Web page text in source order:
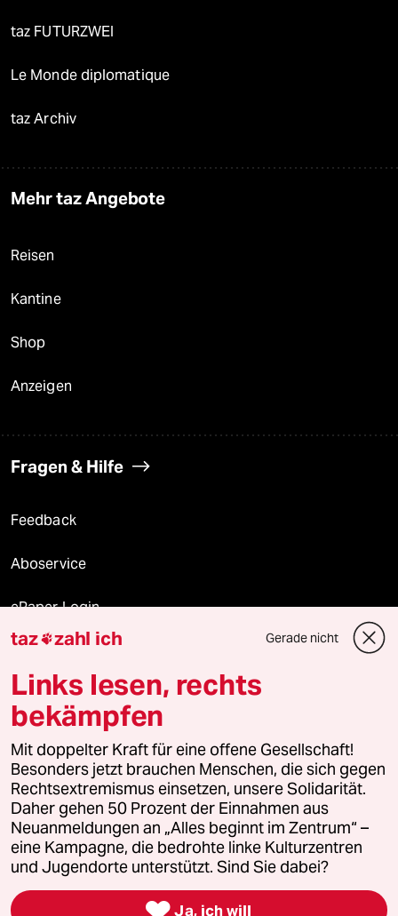
taz FUTURZWEI
Le Monde diplomatique
taz Archiv
Mehr taz Angebote
Reisen
Kantine
Shop
Anzeigen
Fragen & Hilfe
Feedback
Aboservice
ePaper Login
Downloads für Abonnierende
© 2026 taz Verlags und Vertriebs GmbH
Alle Rechte vorbehalten. Bei rechtlichen Fragen oder für Genehmigungen
wenden Sie sich bitte an
lizenzen@taz.de
Feedback Redaktionsstatut Kommune-Richtlinien
Leitlinie Informant Datenschutz Impressum AGB
Seitenwende Einwilligungen widerrufen (Ads)
taz zahl ich Gerade nicht
Links lesen, rechts
bekämpfen
Mit doppelter Kraft für eine offene Gesellschaft!
Besonders jetzt brauchen Menschen, die sich gegen
Rechtsextremismus einsetzen, unsere Solidarität.
Daher gehen 50 Prozent der Einnahmen aus
Neuanmeldungen an „Alles beginnt im Zentrum“ –
eine Kampagne, die bedrohte linke Kulturzentren
und Jugendorte unterstützt. Sind Sie dabei?
 Ja, ich will